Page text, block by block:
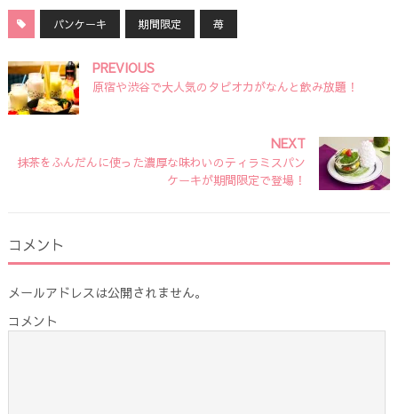
パンケーキ 期間限定 苺
PREVIOUS
原宿や渋谷で大人気のタピオカがなんと飲み放題！
NEXT
抹茶をふんだんに使った濃厚な味わいのティラミスパン
ケーキが期間限定で登場！
コメント
メールアドレスは公開されません。
コメント